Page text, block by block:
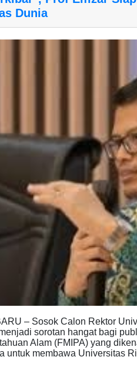
Dunia
– Sosok Calon Rektor
sorotan hangat bagi
Alam (FMIPA) yang
untuk membawa Universitas